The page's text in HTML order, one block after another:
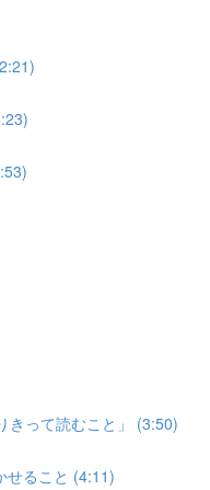
きって読むこと」 (3:50)
せること (4:11)